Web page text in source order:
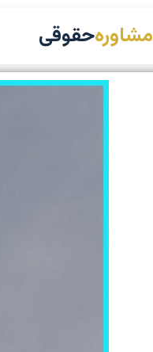
مشاورهحقوقی